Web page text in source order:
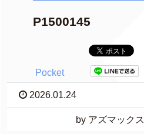
P1500145
Pocket
2026.01.24
by アズマックス